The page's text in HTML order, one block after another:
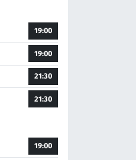
19:00
19:00
21:30
21:30
19:00